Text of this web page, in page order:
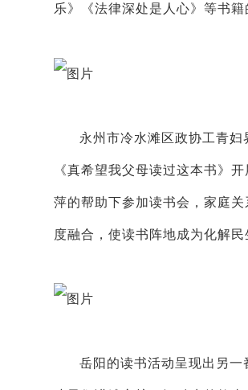
乐》《法律深处是人心》等书籍
永州市冷水滩区政协工青
《真希望我父母读过这本书》
萍的帮助下参加读书会，家庭
度融合，使读书阵地成为化解民
岳阳的读书活动呈现出另一